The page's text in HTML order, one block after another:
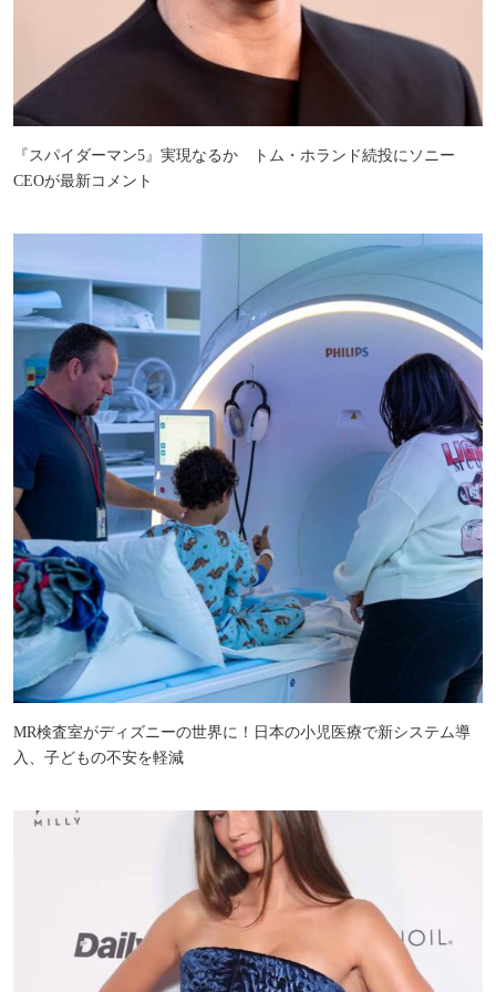
『スパイダーマン5』実現なるか トム・ホランド続投にソニー
CEOが最新コメント
MR検査室がディズニーの世界に！日本の小児医療で新システム導
入、子どもの不安を軽減